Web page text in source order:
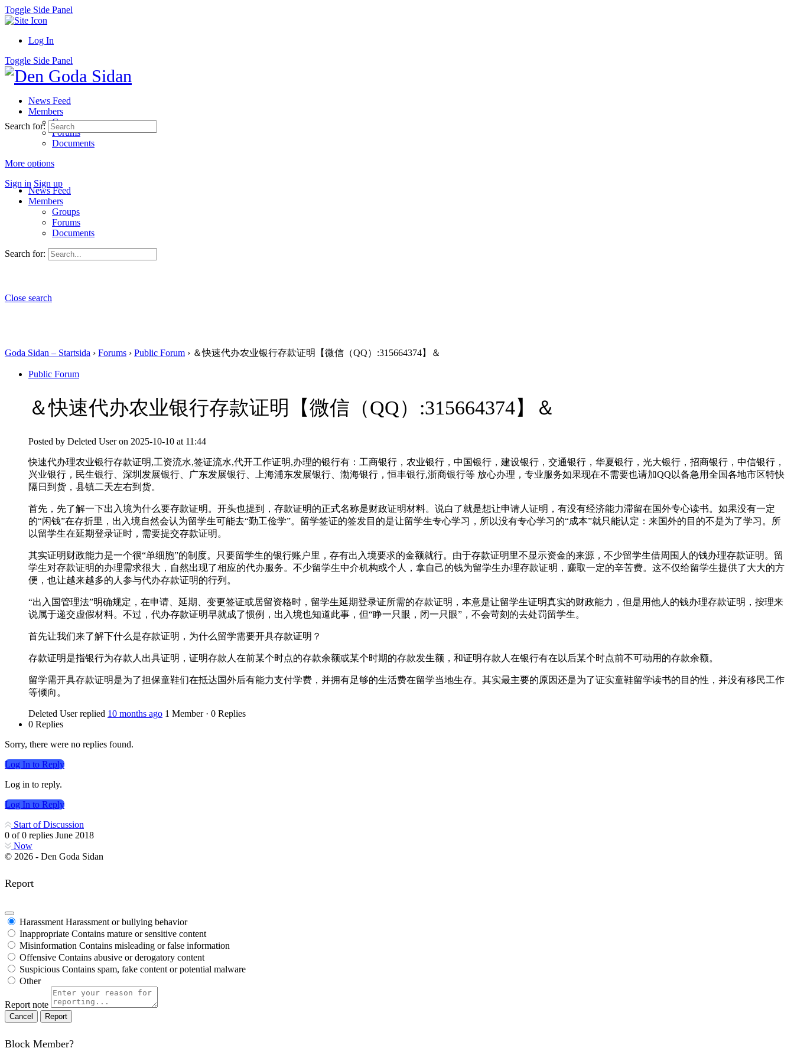
Toggle Side Panel
Log In
Toggle Side Panel
News Feed
Members
Groups
Forums
Documents
More options
Sign in Sign up
Search for:
News Feed
Members
Groups
Forums
Documents
Search for:
Close search
Goda Sidan – Startsida › Forums › Public Forum › ＆快速代办农业银行存款证明【微信（QQ）:315664374】＆
Public Forum
＆快速代办农业银行存款证明【微信（QQ）:315664374】＆
Posted by Deleted User on 2025-10-10 at 11:44
快速代办理农业银行存款证明,工资流水,签证流水,代开工作证明,办理的银行有：工商银行，农业银行，中国银行，建设银行，交通银行，华夏银行，光大银行，招商银行，中信银行，
兴业银行，民生银行、深圳发展银行、广东发展银行、上海浦东发展银行、渤海银行，恒丰银行,浙商银行等 放心办理，专业服务如果现在不需要也请加QQ以备急用全国各地市区特快
隔日到货，县镇二天左右到货。
首先，先了解一下出入境为什么要存款证明。开头也提到，存款证明的正式名称是财政证明材料。说白了就是想让申请人证明，有没有经济能力滞留在国外专心读书。如果没有一定
的“闲钱”在存折里，出入境自然会认为留学生可能去“勤工俭学”。留学签证的签发目的是让留学生专心学习，所以没有专心学习的“成本”就只能认定：来国外的目的不是为了学习。所
以留学生在延期登录证时，需要提交存款证明。
其实证明财政能力是一个很“单细胞”的制度。只要留学生的银行账户里，存有出入境要求的金额就行。由于存款证明里不显示资金的来源，不少留学生借周围人的钱办理存款证明。留
学生对存款证明的办理需求很大，自然出现了相应的代办服务。不少留学生中介机构或个人，拿自己的钱为留学生办理存款证明，赚取一定的辛苦费。这不仅给留学生提供了大大的方
便，也让越来越多的人参与代办存款证明的行列。
“出入国管理法”明确规定，在申请、延期、变更签证或居留资格时，留学生延期登录证所需的存款证明，本意是让留学生证明真实的财政能力，但是用他人的钱办理存款证明，按理来
说属于递交虚假材料。不过，代办存款证明早就成了惯例，出入境也知道此事，但“睁一只眼，闭一只眼”，不会苛刻的去处罚留学生。
首先让我们来了解下什么是存款证明，为什么留学需要开具存款证明？
存款证明是指银行为存款人出具证明，证明存款人在前某个时点的存款余额或某个时期的存款发生额，和证明存款人在银行有在以后某个时点前不可动用的存款余额。
留学需开具存款证明是为了担保童鞋们在抵达国外后有能力支付学费，并拥有足够的生活费在留学当地生存。其实最主要的原因还是为了证实童鞋留学读书的目的性，并没有移民工作
等倾向。
Deleted User replied 10 months ago 1 Member · 0 Replies
0 Replies
Sorry, there were no replies found.
Log In to Reply
Log in to reply.
Log In to Reply
Start of Discussion
0 of0 replies June 2018
Now
© 2026 - Den Goda Sidan
Report
Harassment Harassment or bullying behavior
Inappropriate Contains mature or sensitive content
Misinformation Contains misleading or false information
Offensive Contains abusive or derogatory content
Suspicious Contains spam, fake content or potential malware
Other
Report note
Report
Block Member?